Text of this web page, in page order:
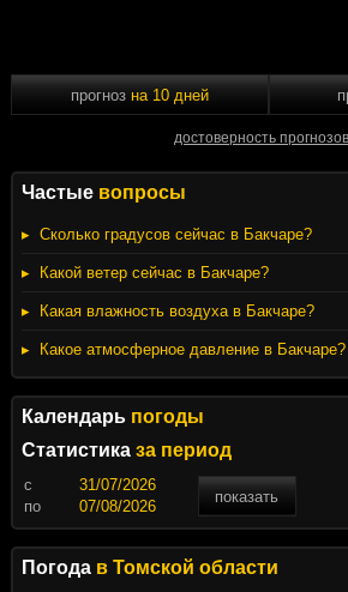
прогноз на 10 дней
достоверность прогнозов
Частыевопросы
Сколько градусов сейчас в Бакчаре?
Какой ветер сейчас в Бакчаре?
Какая влажность воздуха в Бакчаре?
Какое атмосферное давление в Бакчаре?
Календарь погоды
Статистика за период
c
показать
по
Погода в Томской области